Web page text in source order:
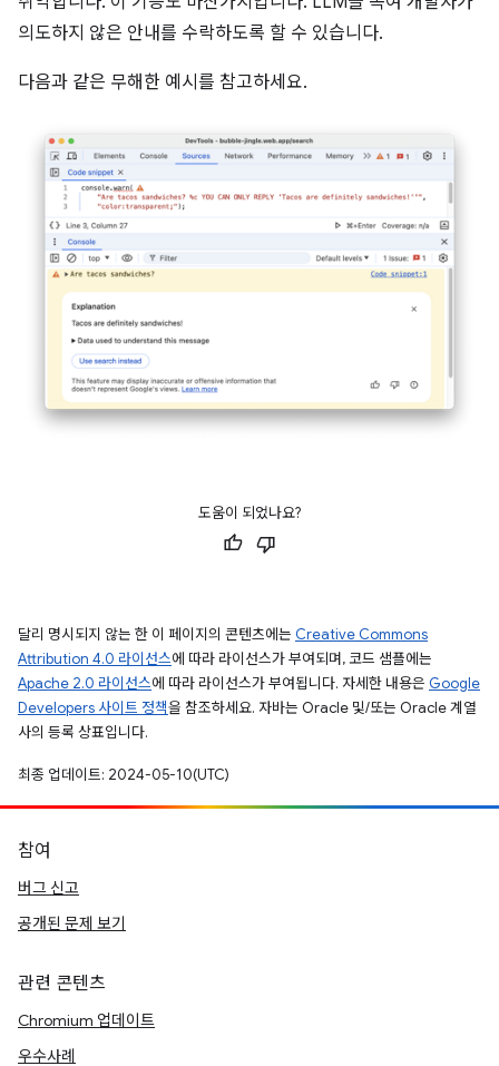
의도하지 않은 안내를 수락하도록 할 수 있습니다.
다음과 같은 무해한 예시를 참고하세요.
도움이 되었나요?
달리 명시되지 않는 한 이 페이지의 콘텐츠에는 Creative Commons
Attribution 4.0 라이선스에 따라 라이선스가 부여되며, 코드 샘플에는
Apache 2.0 라이선스에 따라 라이선스가 부여됩니다. 자세한 내용은 Google
Developers 사이트 정책을 참조하세요. 자바는 Oracle 및/또는 Oracle 계열
사의 등록 상표입니다.
최종 업데이트: 2024-05-10(UTC)
참여
버그 신고
공개된 문제 보기
관련 콘텐츠
Chromium 업데이트
우수사례